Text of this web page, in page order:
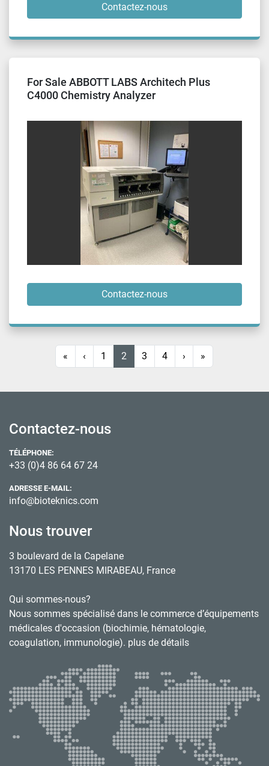
Contactez-nous
For Sale ABBOTT LABS Architech Plus
C4000 Chemistry Analyzer
Contactez-nous
« ‹ 1 2 3 4 › »
Contactez-nous
TÉLÉPHONE:
+33 (0)4 86 64 67 24
ADRESSE E-MAIL:
info@bioteknics.com
Nous trouver
3 boulevard de la Capelane
13170 LES PENNES MIRABEAU, France
Qui sommes-nous?
Nous sommes spécialisé dans le commerce d’équipements
médicales d'occasion (biochimie, hématologie,
coagulation, immunologie). plus de détails